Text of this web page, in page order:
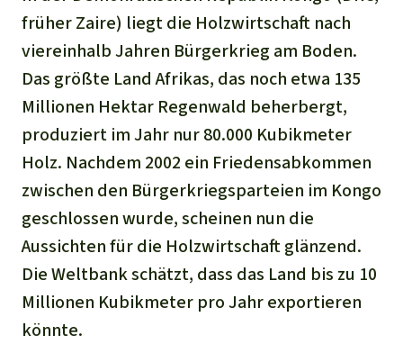
Aluminium
Gold
Fleisch und Soja
Landraub
Wilderei
Staudämme
Ältere Ausgaben
Kontakt
Transparenz
Freianzeigen
Italiano
Português
Indonesia
Waldschutz
Schutz von Indigenen
Spenden für eine Region
Südostasien
Lateinamerika
früher Zaire) liegt die Holzwirtschaft nach
viereinhalb Jahren Bürgerkrieg am Boden.
Das größte Land Afrikas, das noch etwa 135
Millionen Hektar Regenwald beherbergt,
produziert im Jahr nur 80.000 Kubikmeter
Holz. Nachdem 2002 ein Friedensabkommen
zwischen den Bürgerkriegsparteien im Kongo
geschlossen wurde, scheinen nun die
Aussichten für die Holzwirtschaft glänzend.
Die Weltbank schätzt, dass das Land bis zu 10
Millionen Kubikmeter pro Jahr exportieren
könnte.